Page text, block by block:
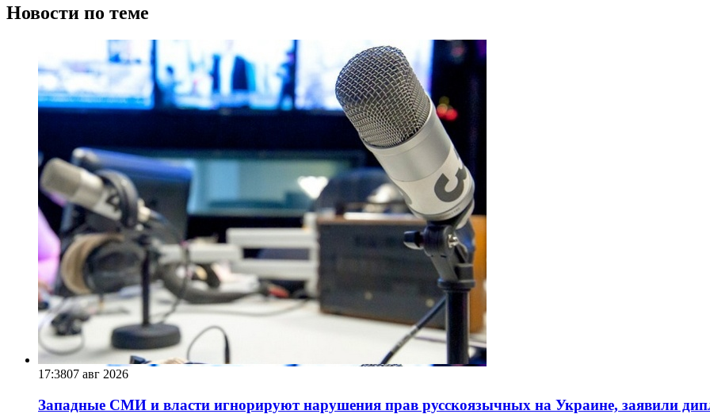
Новости по теме
17:3807 авг 2026
Западные СМИ и власти игнорируют нарушения прав русскоязычных на Украине, заявили